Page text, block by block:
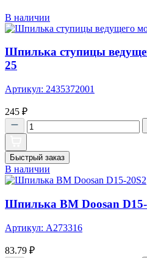
В наличии
Шпилька ступицы
25
Артикул: 2435372001
245 ₽
Быстрый заказ
В наличии
Шпилька ВМ Doosan D15-
Артикул: A273316
83.79 ₽